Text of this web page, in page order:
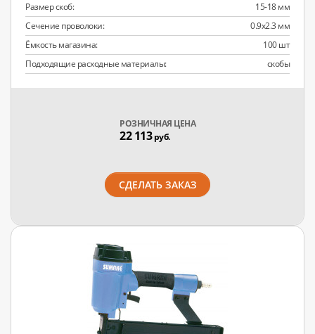
Размер скоб:
15-18 мм
Сечение проволоки:
0.9х2.3 мм
Ёмкость магазина:
100 шт
Подходящие расходные материалы:
скобы
РОЗНИЧНАЯ ЦЕНА
22 113руб.
СДЕЛАТЬ ЗАКАЗ